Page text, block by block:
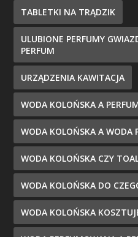
TABLETKI NA TRĄDZIK
ULUBIONE PERFUMY
PERFUM
URZĄDZENIA KAWITACJA
WODA KOLOŃSKA A
WODA KOLOŃSKA A WODA
WODA KOLOŃSKA CZY
WODA KOLOŃSKA DO
WODA KOLOŃSKA